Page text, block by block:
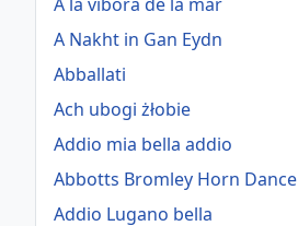
A Nakht in Gan Eydn
Abballati
Ach ubogi żłobie
Addio mia bella addio
Abbotts Bromley Horn Dance
Addio Lugano bella